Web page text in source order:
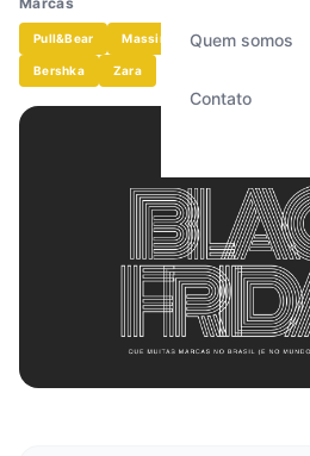
Quem somos
Contato
Pull&Bear Massimo Dutti Stradivarius
Bershka Zara